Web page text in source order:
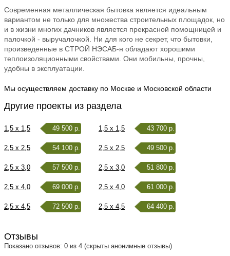
Современная металлическая бытовка является идеальным
вариантом не только для множества строительных площадок, но
и в жизни многих дачников является прекрасной помощницей и
палочкой - выручалочкой. Ни для кого не секрет, что бытовки,
произведенные в СТРОЙ НЭСАБ-н обладают хорошими
теплоизоляционными свойствами. Они мобильны, прочны,
удобны в эксплуатации.
Мы осуществляем доставку по Москве и Московской области
Другие проекты из раздела
1,5 x 1,5 49 500 р. 1,5 x 1,5 43 700 р.
2,5 x 2,5 54 100 р. 2,5 x 2,5 49 500 р.
2,5 x 3,0 57 500 р. 2,5 x 3,0 51 800 р.
2,5 x 4,0 69 000 р. 2,5 x 4,0 61 000 р.
2,5 x 4,5 72 500 р. 2,5 x 4,5 64 400 р.
Отзывы
Показано отзывов: 0 из 4 (скрыты анонимные отзывы)